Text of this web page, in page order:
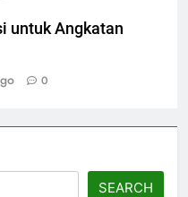
untuk Angkatan
0
SEARCH